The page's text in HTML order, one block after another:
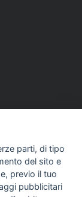
parti, di tipo
del sito e
previo il tuo
pubblicitari